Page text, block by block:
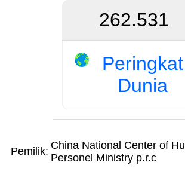
262.531
Peringkat
Dunia
Pemilik: China National Center of
Personel Ministry p.r.c